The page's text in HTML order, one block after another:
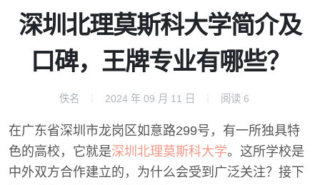
深圳北理莫斯科大学简介及
口碑，王牌专业有哪些？
佚名 2024 年 09 月 11 日 阅读 6
在广东省深圳市龙岗区如意路299号，有一所独具特
色的高校，它就是深圳北理莫斯科大学。这所学校是
中外双方合作建立的，为什么会受到广泛关注？接下